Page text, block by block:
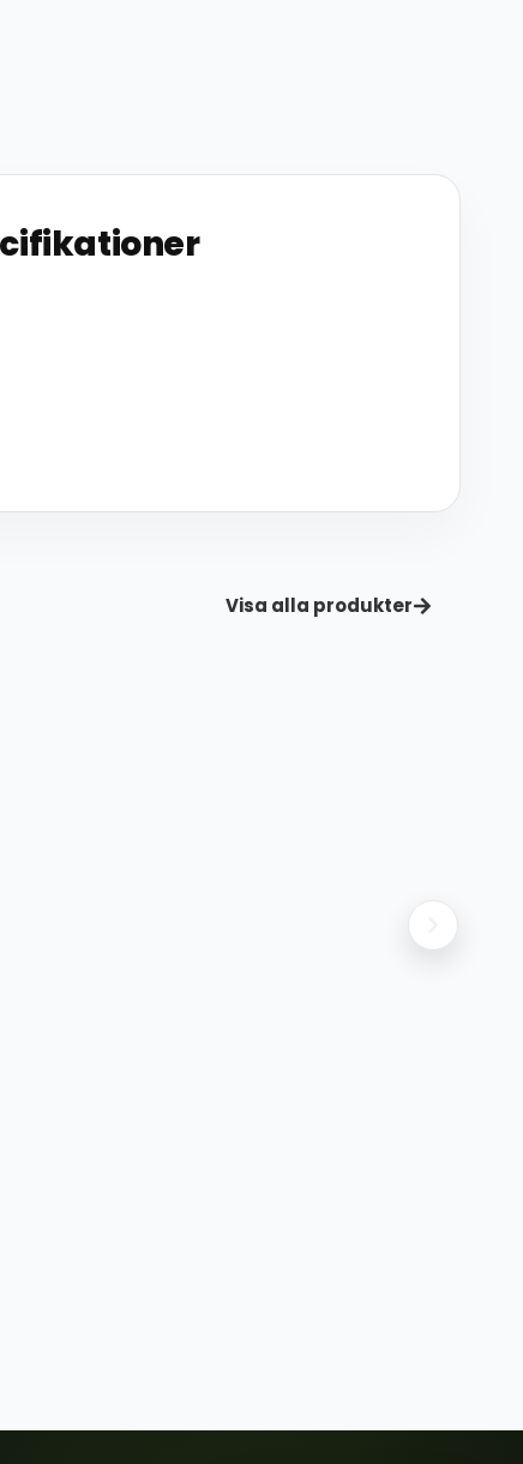
Visa alla produkter